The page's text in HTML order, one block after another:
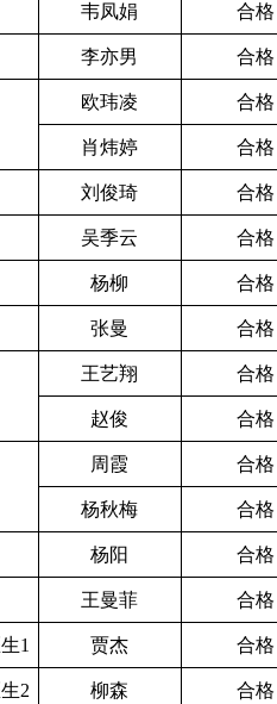
韦凤娟 合格
李亦男 合格
欧玮凌 合格
肖炜婷 合格
刘俊琦 合格
吴季云 合格
杨柳 合格
张曼 合格
王艺翔 合格
赵俊 合格
周霞 合格
杨秋梅 合格
杨阳 合格
王曼菲 合格
1 贾杰 合格
2 柳森 合格